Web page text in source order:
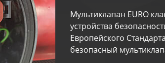
Мультиклапан EURO
устройства
Европейского
безопасный